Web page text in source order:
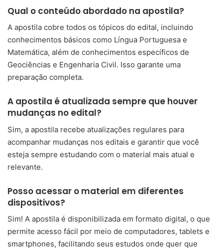
Qual o conteúdo abordado na apostila?
A apostila cobre todos os tópicos do edital, incluindo
conhecimentos básicos como Língua Portuguesa e
Matemática, além de conhecimentos específicos de
Geociências e Engenharia Civil. Isso garante uma
preparação completa.
A apostila é atualizada sempre que houver
mudanças no edital?
Sim, a apostila recebe atualizações regulares para
acompanhar mudanças nos editais e garantir que você
esteja sempre estudando com o material mais atual e
relevante.
Posso acessar o material em diferentes
dispositivos?
Sim! A apostila é disponibilizada em formato digital, o que
permite acesso fácil por meio de computadores, tablets e
smartphones, facilitando seus estudos onde quer que